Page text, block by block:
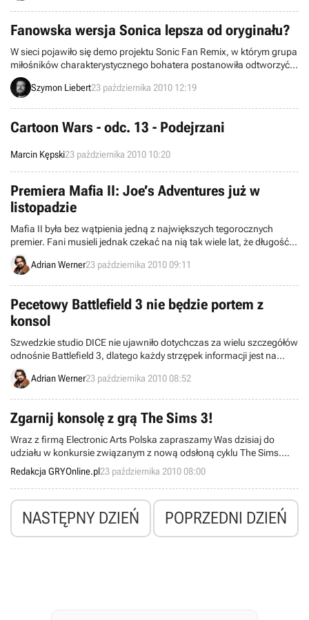
Fanowska wersja Sonica lepsza od oryginału?
W sieci pojawiło się demo projektu Sonic Fan Remix, w którym grupa
miłośników charakterystycznego bohatera postanowiła odtworzyć
jego przygody w odświeżonej wersji. Tego typu pomysły przeważnie
reprezentują średnią jakość, ale w tym przypadku jest inaczej, bo
Szymon Liebert23 października 2010 12:19
Cartoon Wars - odc. 13 - Podejrzani
Marcin Kępski23 października 2010 10:20
Premiera Mafia II: Joe’s Adventures już w
listopadzie
Mafia II była bez wątpienia jedną z największych tegorocznych
premier. Fani musieli jednak czekać na nią tak wiele lat, że długość
jej głównego wątku fabularnego rozczarowała większość z nich.
Twórcy starają się naprawić tę sytuację wypuszczając kolejne
Adrian Werner23 października 2010 09:11
Pecetowy Battlefield 3 nie będzie portem z
konsol
Szwedzkie studio DICE nie ujawniło dotychczas za wielu szczegółów
odnośnie Battlefield 3, dlatego każdy strzępek informacji jest na
wagę złota. Jeden z członków zespołu odpowiedzialnego za
wyprodukowanie tej gry postanowił uspokoić fanów obawiających
Adrian Werner23 października 2010 08:52
Zgarnij konsolę z grą The Sims 3!
Wraz z firmą Electronic Arts Polska zapraszamy Was dzisiaj do
udziału w konkursie związanym z nową odsłoną cyklu The Sims.
Ponieważ mowa tu o ważnej dla całej serii edycji konsolowej,
dołożyliśmy starań, aby nagrody były równie spektakularne.
Redakcja GRYOnline.pl23 października 2010 08:00
NASTĘPNY DZIEŃ POPRZEDNI DZIEŃ